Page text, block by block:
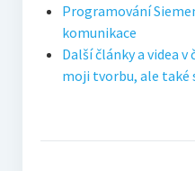
Programování
komunikace
Další články a videa v
moji tvorbu, ale také